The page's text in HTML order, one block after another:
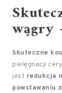
wągry
Skuteczne
pielęgnacji
jest redukcja
powstawaniu